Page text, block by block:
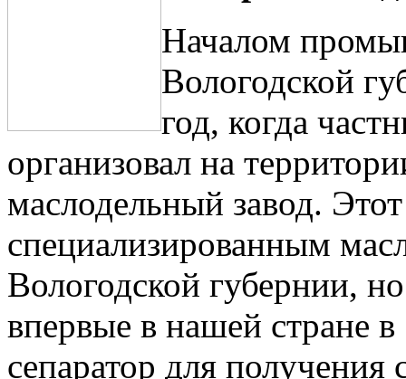
Началом
Вологодской
год, когда
организовал на
маслодельный завод.
специализированным
Вологодской губернии,
впервые в нашей стране
сепаратор для получения